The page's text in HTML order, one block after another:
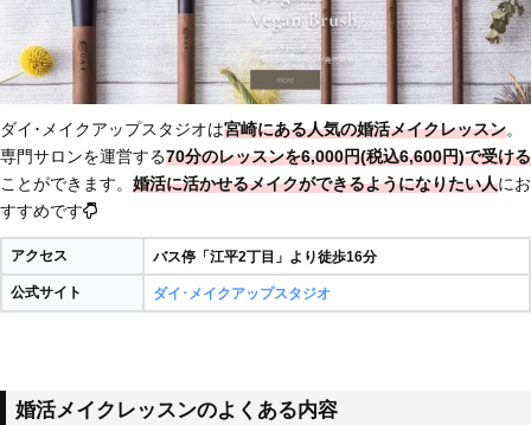
ダイ･メイクアップスタジオは宮崎にある人気の婚活メイクレッスン。
専門サロンを運営する70分のレッスンを6,000円(税込6,600円)で受ける
ことができます。 婚活に活かせるメイクができるようになりたい人にお
すすめです
アクセス バス停「江平2丁目」より徒歩16分
公式サイト ダイ･メイクアップスタジオ
婚活メイクレッスンのよくある内容